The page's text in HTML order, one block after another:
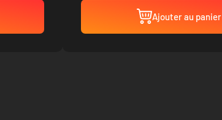
Ajouter au panier